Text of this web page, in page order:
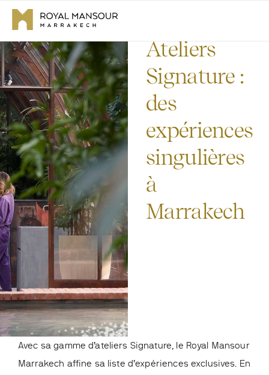
Ateliers
Signature :
des
expériences
singulières
à
Marrakech
Avec sa gamme d’ateliers Signature, le Royal Mansour
Marrakech affine sa liste d’expériences exclusives. En